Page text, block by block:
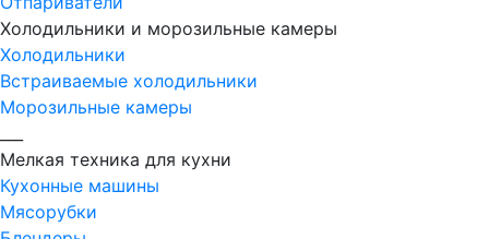
Холодильники и морозильные камеры
Холодильники
Встраиваемые холодильники
Морозильные камеры
Мелкая техника для кухни
Кухонные машины
Мясорубки